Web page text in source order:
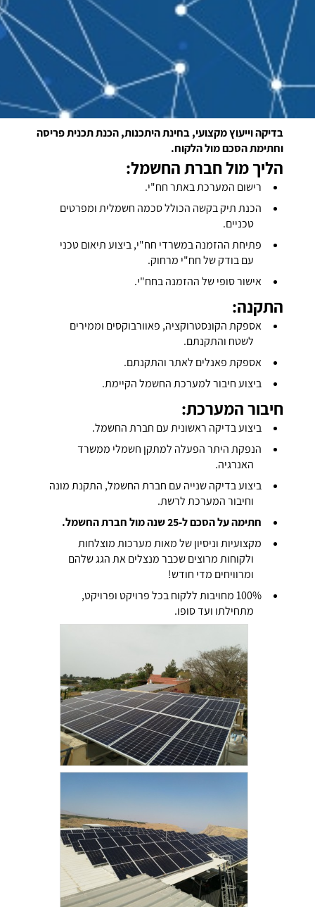
בדיקה וייעוץ מקצועי, בחינת היתכנות, הכנת תכנית פריסה
וחתימת הסכם מול הלקוח.
הליך מול חברת החשמל:
רישום המערכת באתר חח"י.
הכנת תיק בקשה הכולל סכמה חשמלית ומפרטים
טכניים.
פתיחת ההזמנה במשרדי חח"י, ביצוע תיאום טכני
עם בודק של חח"י מרחוק.
אישור סופי של ההזמנה בחח"י.
התקנה:
אספקת הקונסטרוקציה, פאוורבוקסים וממירים
לשטח והתקנתם.
אספקת פאנלים לאתר והתקנתם.
ביצוע חיבור למערכת החשמל הקיימת.
חיבור המערכת:
ביצוע בדיקה ראשונית עם חברת החשמל.
הנפקת היתר הפעלה למתקן חשמלי ממשרד
האנרגיה.
ביצוע בדיקה שנייה עם חברת החשמל, התקנת מונה
וחיבור המערכת לרשת.
חתימה על הסכם ל-25 שנה מול חברת החשמל.
מקצועיות וניסיון של מאות מערכות מוצלחות
ולקוחות מרוצים שכבר מנצלים את הגג שלהם
ומרוויחים מדי חודש!
100% מחויבות ללקוח בכל פרויקט ופרויקט,
מתחילתו ועד סופו.